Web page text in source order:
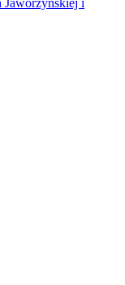
Jaworzyńskiej i